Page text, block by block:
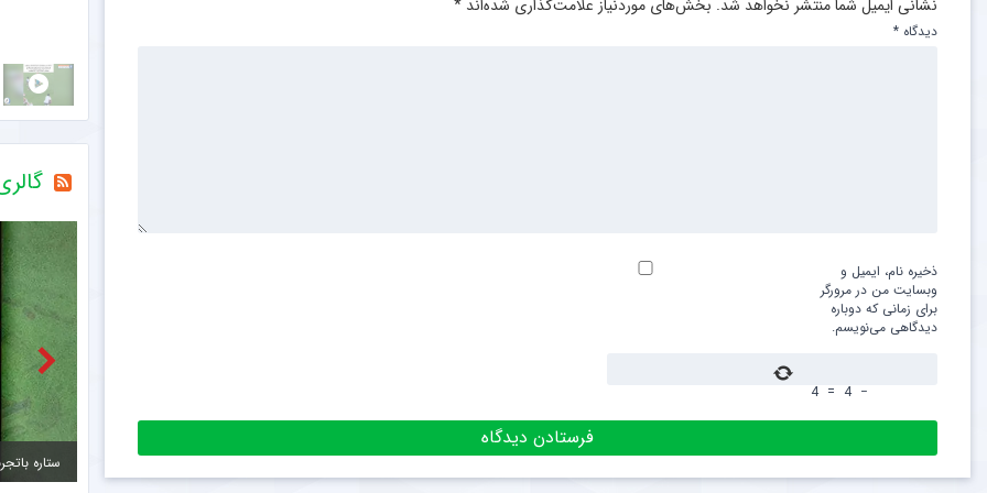
نشانی ایمیل شما منتشر نخواهد شد. بخش‌های موردنیاز علامت‌گذاری شده‌اند *
دیدگاه *
ذخیره نام، ایمیل و
وبسایت من در مرورگر
برای زمانی که دوباره
دیدگاهی می‌نویسم.
−
4
=
4
خصوص این گونه رفتارها پرسید.
مشاهده ستاره محبوب تراکتور پس از مصدومیت جزئی روند درمان را پشت سر گذاشت + عکس مشاهده ستاره باتجربه از جمع سبزپوشان اصفهانی جدا شد + عکس مشاهده